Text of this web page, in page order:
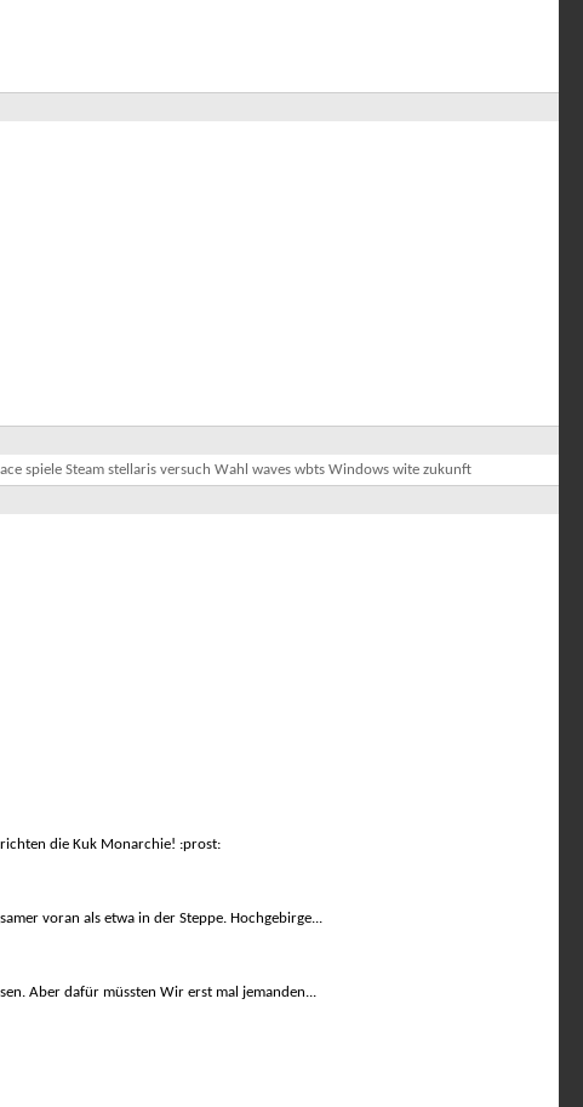
spiele Steam stellaris versuch Wahl waves wbts Windows wite zukunft
die Kuk Monarchie! :prost:
voran als etwa in der Steppe. Hochgebirge...
Aber dafür müssten Wir erst mal jemanden...